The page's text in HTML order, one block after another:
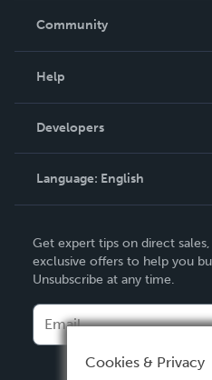
In The News
Community
Podcast
Help
Order Lookup
Knowledge Base
Contact Support
Developers
Language: English
Deutsch
Français
Italiano
Español
Get expert tips on direct
exclusive offers to help you
Unsubscribe at any time.
Cookies & Privacy